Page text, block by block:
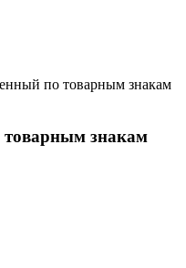
по товарным знакам
знакам